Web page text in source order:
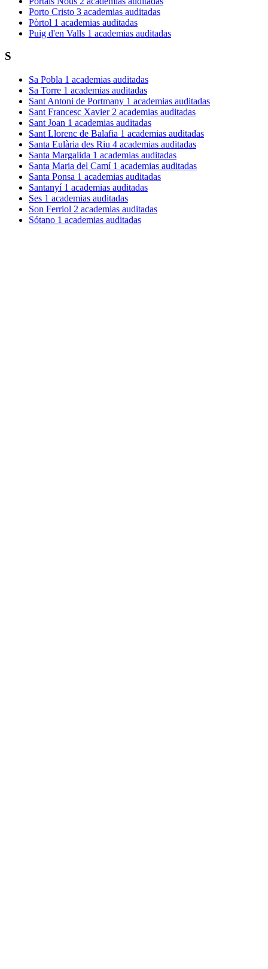
Porto Cristo 3 academias auditadas
Pòrtol 1 academias auditadas
Puig d'en Valls 1 academias auditadas
S
Sa Pobla 1 academias auditadas
Sa Torre 1 academias auditadas
Sant Antoni de Portmany 1 academias auditadas
Sant Francesc Xavier 2 academias auditadas
Sant Joan 1 academias auditadas
Sant Llorenc de Balafia 1 academias auditadas
Santa Eulària des Riu 4 academias auditadas
Santa Margalida 1 academias auditadas
Santa Maria del Camí 1 academias auditadas
Santa Ponsa 1 academias auditadas
Santanyí 1 academias auditadas
Ses 1 academias auditadas
Son Ferriol 2 academias auditadas
Sótano 1 academias auditadas